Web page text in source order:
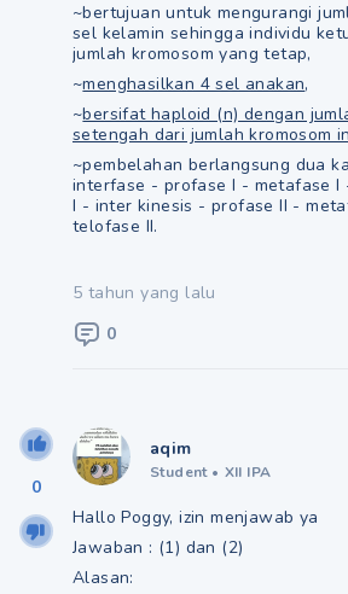
~bertujuan untuk mengurangi
sel kelamin sehingga individu
jumlah kromosom yang tetap,
~menghasilkan 4 sel anakan,
~bersifat haploid (n) dengan
setengah dari jumlah kromosom
~pembelahan berlangsung dua
interfase - profase I - metafase
I - inter kinesis - profase II -
telofase II.
5 tahun yang lalu
0
0
aqim
Student • XII IPA
Hallo Poggy, izin menjawab ya
Jawaban : (1) dan (2)
Alasan: